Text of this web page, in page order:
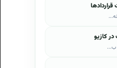
کازيو
ب...